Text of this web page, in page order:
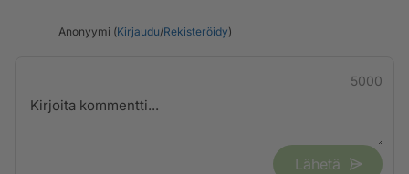
Anonyymi (Kirjaudu/Rekisteröidy)
5000
Lähetä